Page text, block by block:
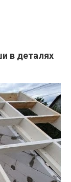
в деталях